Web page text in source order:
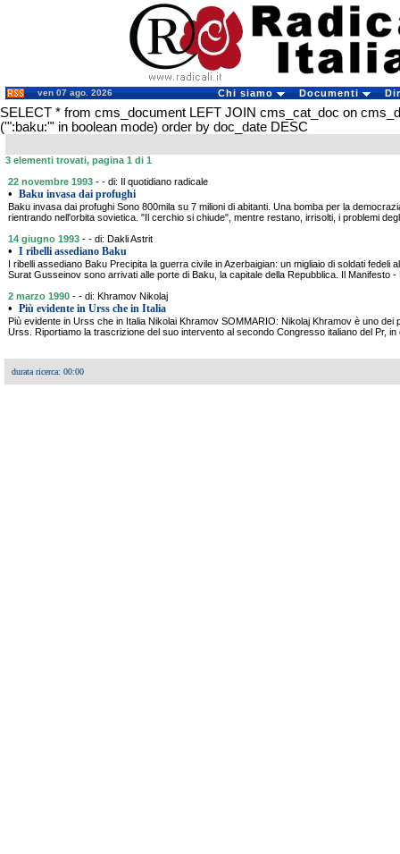
ven 07 ago. 2026 Chi siamo Documenti
SELECT * from cms_document LEFT JOIN cms_cat_doc on
('":baku:"' in boolean mode) order by doc_date DESC
3 elementi trovati, pagina 1 di 1
22 novembre 1993 - - di: Il quotidiano radicale
• Baku invasa dai profughi
Baku invasa dai profughi Sono 800mila su 7 milioni di abitanti. Una bomba per la
rientrando nell'orbita sovietica. "Il cerchio si chiude", mentre restano, irrisolti, i problemi
14 giugno 1993 - - di: Dakli Astrit
• I ribelli assediano Baku
I ribelli assediano Baku Precipita la guerra civile in Azerbaigian: un migliaio di soldati fedeli
Surat Gusseinov sono arrivati alle porte di Baku, la capitale della Repubblica. Il Manifesto
2 marzo 1990 - - di: Khramov Nikolaj
• Più evidente in Urss che in Italia
Più evidente in Urss che in Italia Nikolai Khramov SOMMARIO: Nikolaj Khramov è uno dei
Urss. Riportiamo la trascrizione del suo intervento al secondo Congresso italiano del Pr,
durata ricerca: 00:00